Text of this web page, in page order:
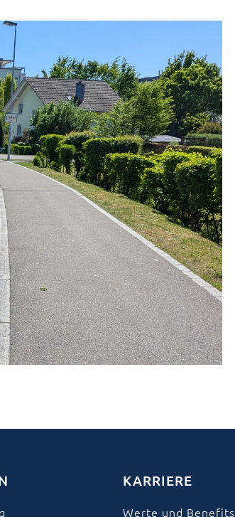
KARRIERE
Werte und Benefits